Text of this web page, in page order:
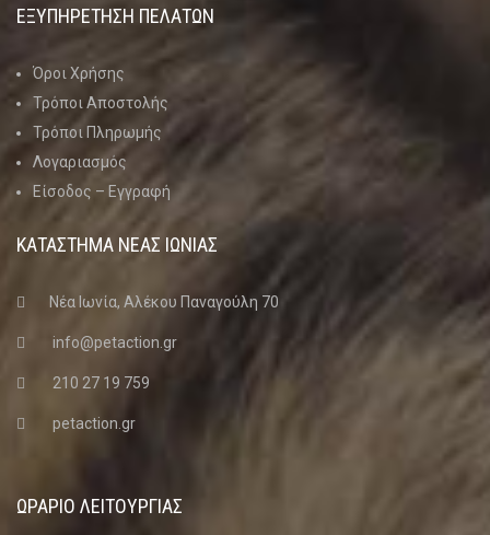
ΕΞΥΠΗΡΕΤΗΣΗ ΠΕΛΑΤΩΝ
Όροι Χρήσης
Τρόποι Αποστολής
Τρόποι Πληρωμής
Λογαριασμός
Είσοδος – Εγγραφή
ΚΑΤΑΣΤΗΜΑ ΝΈΑΣ ΙΩΝΊΑΣ
Νέα Ιωνία, Αλέκου Παναγούλη 70
info@petaction.gr
210 27 19 759
petaction.gr
ΩΡΑΡΙΟ ΛΕΙΤΟΥΡΓΙΑΣ